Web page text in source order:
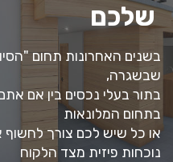
שלכם
בשנים האחרונות תחום
שבשגרה,
בתור בעלי נכסים בין אם
בתחום המלונאות
או כל שיש לכם צורך
נוכחות פיזית מצד הלקוח